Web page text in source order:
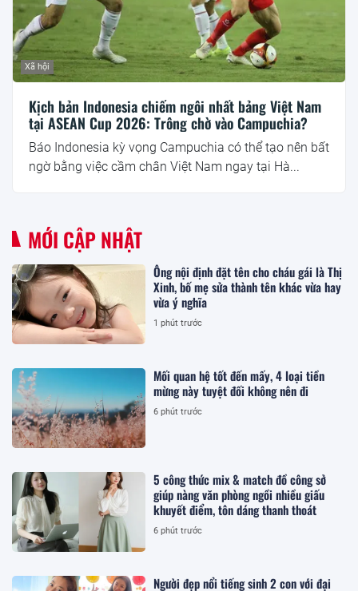
Xã hội
Kịch bản Indonesia chiếm ngôi nhất bảng Việt Nam
tại ASEAN Cup 2026: Trông chờ vào Campuchia?
Báo Indonesia kỳ vọng Campuchia có thể tạo nên bất
ngờ bằng việc cầm chân Việt Nam ngay tại Hà...
MỚI CẬP NHẬT
Ông nội định đặt tên cho cháu gái là Thị
Xinh, bố mẹ sửa thành tên khác vừa hay
vừa ý nghĩa
1 phút trước
Mối quan hệ tốt đến mấy, 4 loại tiền
mừng này tuyệt đối không nên đi
6 phút trước
5 công thức mix & match đồ công sở
giúp nàng văn phòng ngồi nhiều giấu
khuyết điểm, tôn dáng thanh thoát
6 phút trước
Người đẹp nổi tiếng sinh 2 con với đại